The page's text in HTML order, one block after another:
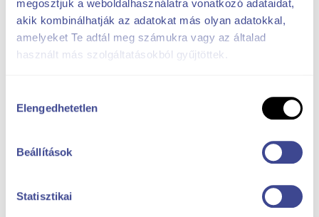
megosztjuk a weboldalhasználatra vonatkozó adataidat,
akik kombinálhatják az adatokat más olyan adatokkal,
amelyeket Te adtál meg számukra vagy az általad
használt más szolgáltatásokból gyűjtöttek.
kiválasztása
Elengedhetetlen
Beállítások
Statisztikai